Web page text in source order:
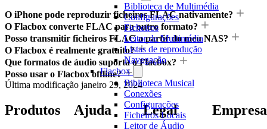
Biblioteca de Multimédia
Configurações
Ficheiros
Leitor de Multimédia
Listas de reprodução
Navegação
Flacbox
Biblioteca Musical
Conexões
Configurações
Ficheiros Locais
Leitor de Áudio
O iPhone pode reproduzir ficheiros FLAC nativamente?
O Flacbox converte FLAC para outro formato?
Posso transmitir ficheiros FLAC a partir do meu NAS?
O Flacbox é realmente gratuito?
Que formatos de áudio suporta o Flacbox?
Posso usar o Flacbox offline?
Última modificação janeiro 29, 2024
Produtos Ajuda Legal Empresa